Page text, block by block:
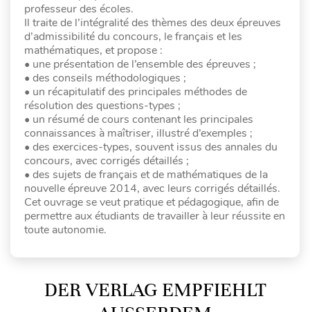
professeur des écoles.
Il traite de l’intégralité des thèmes des deux épreuves
d’admissibilité du concours, le français et les
mathématiques, et propose :
• une présentation de l’ensemble des épreuves ;
• des conseils méthodologiques ;
• un récapitulatif des principales méthodes de
résolution des questions-types ;
• un résumé de cours contenant les principales
connaissances à maîtriser, illustré d’exemples ;
• des exercices-types, souvent issus des annales du
concours, avec corrigés détaillés ;
• des sujets de français et de mathématiques de la
nouvelle épreuve 2014, avec leurs corrigés détaillés.
Cet ouvrage se veut pratique et pédagogique, afin de
permettre aux étudiants de travailler à leur réussite en
toute autonomie.
DER VERLAG EMPFIEHLT